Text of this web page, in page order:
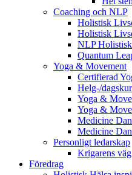
Coaching och NLP
Holistisk
Holistisk
NLP
Quantum
Yoga & Movement
Certifierad
Helg-/
Yoga &
Yoga &
Medicine
Medicine
Personligt ledarskap
Krigarens väg
Föredrag